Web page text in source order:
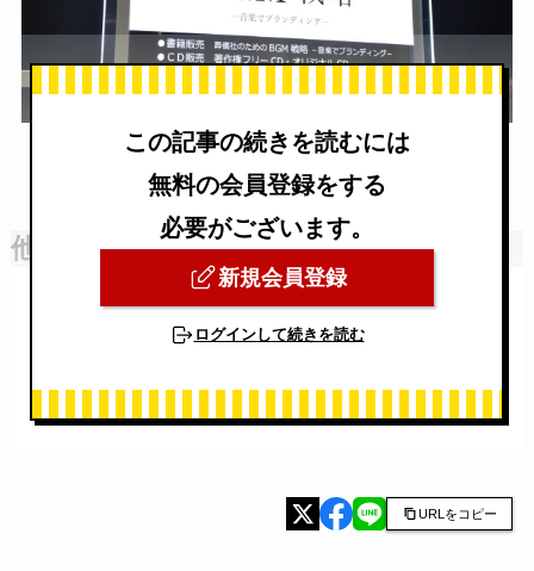
他社との違いや今後の予定・目標
この記事の続きを読むには
無料の会員登録をする
必要がございます。
新規会員登録
ログインして続きを読む
URLをコピー